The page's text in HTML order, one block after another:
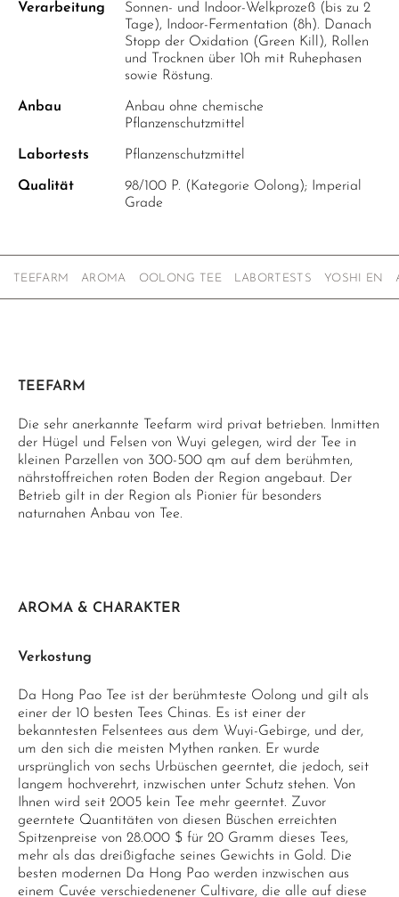
Verarbeitung
Sonnen- und Indoor-Welkprozeß (bis zu 2
Tage), Indoor-Fermentation (8h). Danach
Stopp der Oxidation (Green Kill), Rollen
und Trocknen über 10h mit Ruhephasen
sowie Röstung.
Anbau
Anbau ohne chemische
Pflanzenschutzmittel
Labortests Pflanzenschutzmittel
Qualität
98/100 P. (Kategorie Oolong); Imperial
Grade
TEEFARM AROMA OOLONG TEE LABORTESTS YOSHI EN
TEEFARM
Die sehr anerkannte Teefarm wird privat betrieben. Inmitten
der Hügel und Felsen von Wuyi gelegen, wird der Tee in
kleinen Parzellen von 300-500 qm auf dem berühmten,
nährstoffreichen roten Boden der Region angebaut. Der
Betrieb gilt in der Region als Pionier für besonders
naturnahen Anbau von Tee.
AROMA & CHARAKTER
Verkostung
Da Hong Pao Tee ist der berühmteste Oolong und gilt als
einer der 10 besten Tees Chinas. Es ist einer der
bekanntesten Felsentees aus dem Wuyi-Gebirge, und der,
um den sich die meisten Mythen ranken. Er wurde
ursprünglich von sechs Urbüschen geerntet, die jedoch, seit
langem hochverehrt, inzwischen unter Schutz stehen. Von
Ihnen wird seit 2005 kein Tee mehr geerntet. Zuvor
geerntete Quantitäten von diesen Büschen erreichten
Spitzenpreise von 28.000 $ für 20 Gramm dieses Tees,
mehr als das dreißigfache seines Gewichts in Gold. Die
besten modernen Da Hong Pao werden inzwischen aus
einem Cuvée verschiedenener Cultivare, die alle auf diese